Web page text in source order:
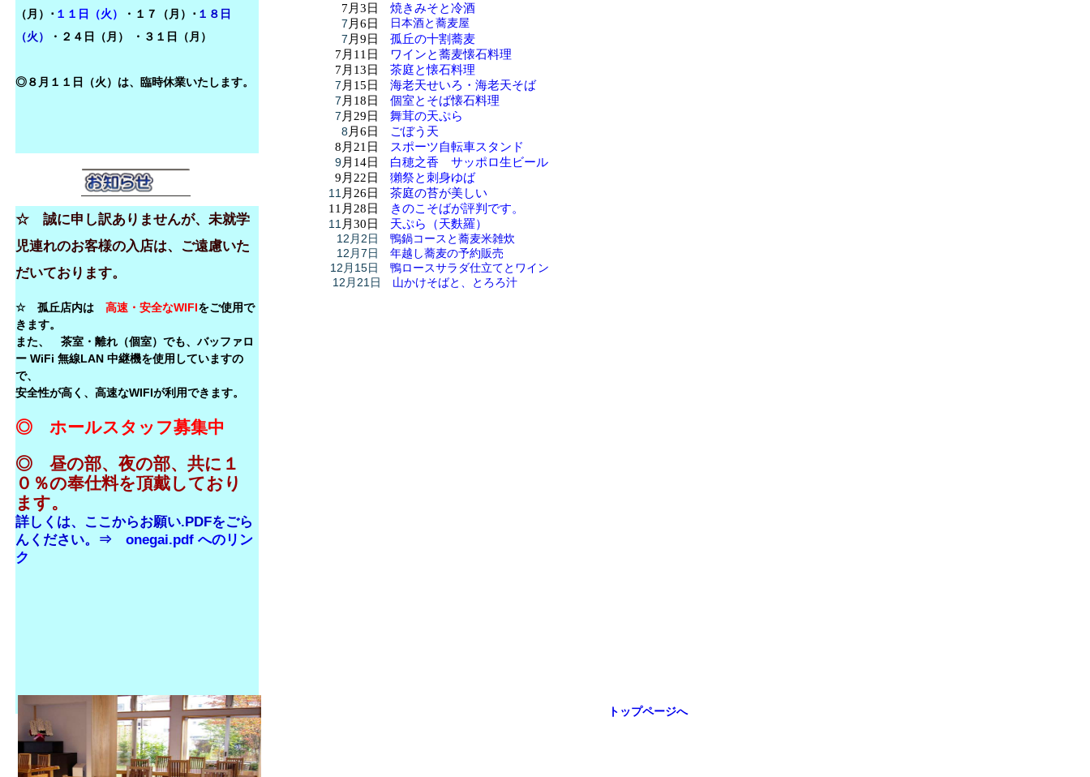
トップページへ
7月3日
焼きみそと冷酒
7 月6日
日本酒と蕎麦屋
7 月9日
孤丘の十割蕎麦
7月11日
ワインと蕎麦懐石料理
7月13日
茶庭と懐石料理
7 月15日
海老天せいろ・海老天そば
7 月18日
個室とそば懐石料理
7 月29日
舞茸の天ぷら
8 月6日
ごぼう天
8月21日
スポーツ自転車スタンド
9月14日
白穂之香 サッポロ生ビール
9月22日
獺祭と刺身ゆば
11 月26日
茶庭の苔が美しい
11月28日
きのこそばが評判です。
11 月30日
天ぷら（天麩羅）
12月2日
鴨鍋コースと蕎麦米雑炊
12月7日
年越し蕎麦の予約販売
12月15日
鴨ロースサラダ仕立てとワイン
12月21日
山かけそばと、とろろ汁
☆ 誠に申し訳ありませんが、未就学
児連れのお客様の入店は、ご遠慮いた
だいております。
☆ 孤丘店内は 高速・安全なWIFIをご使用で
きます。
また、 茶室・離れ（個室）でも、バッファロ
ー WiFi 無線LAN 中継機を使用していますの
で、
安全性が高く、高速なWIFIが利用できます。
◎ ホールスタッフ募集中
◎ 昼の部、夜の部、共に１
０％の奉仕料を頂戴しており
ます。
詳しくは、ここからお願い.PDFをごら
んください。⇒ onegai.pdf へのリン
ク
（月）･ １１日（火） ・１７（月）･ １８日
（火）
・ ２４日（月） ・３１日（月）
◎８月１１日（火）は、臨時休業いたします。